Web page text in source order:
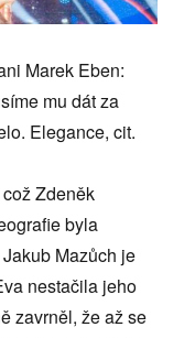
Marek Eben:
mu dát za
Elegance, cit.
Zdeněk
byla
Mazůch je
nestačila jeho
zavrněl, že až se